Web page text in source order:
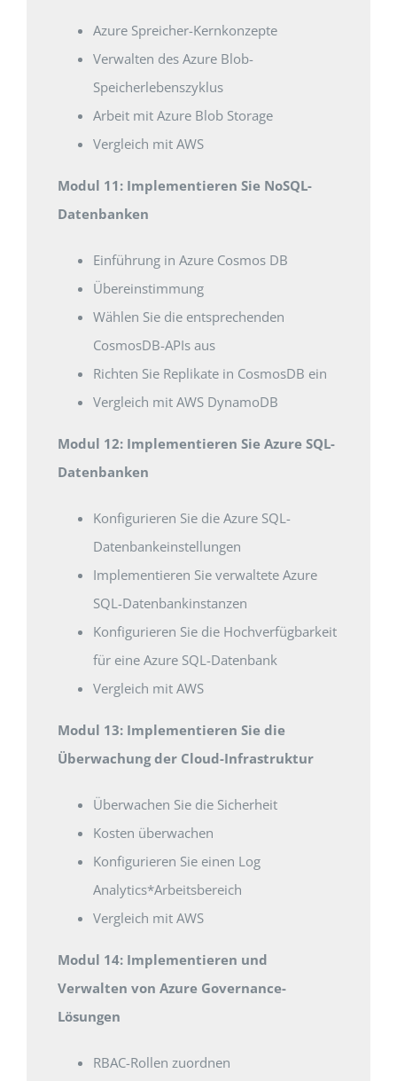
Azure Spreicher-Kernkonzepte
Verwalten des Azure Blob-
Speicherlebenszyklus
Arbeit mit Azure Blob Storage
Vergleich mit AWS
Modul 11: Implementieren Sie NoSQL-
Datenbanken
Einführung in Azure Cosmos DB
Übereinstimmung
Wählen Sie die entsprechenden
CosmosDB-APIs aus
Richten Sie Replikate in CosmosDB ein
Vergleich mit AWS DynamoDB
Modul 12: Implementieren Sie Azure SQL-
Datenbanken
Konfigurieren Sie die Azure SQL-
Datenbankeinstellungen
Implementieren Sie verwaltete Azure
SQL-Datenbankinstanzen
Konfigurieren Sie die Hochverfügbarkeit
für eine Azure SQL-Datenbank
Vergleich mit AWS
Modul 13: Implementieren Sie die
Überwachung der Cloud-Infrastruktur
Überwachen Sie die Sicherheit
Kosten überwachen
Konfigurieren Sie einen Log
Analytics*Arbeitsbereich
Vergleich mit AWS
Modul 14: Implementieren und
Verwalten von Azure Governance-
Lösungen
RBAC-Rollen zuordnen